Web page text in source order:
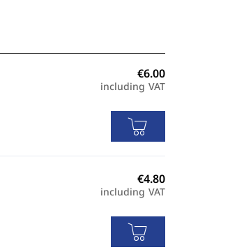
including VAT
including VAT